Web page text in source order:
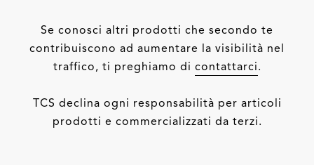
Se conosci altri prodotti che secondo te
contribuiscono ad aumentare la visibilità nel
traffico, ti preghiamo di contattarci.
TCS declina ogni responsabilità per articoli
prodotti e commercializzati da terzi.